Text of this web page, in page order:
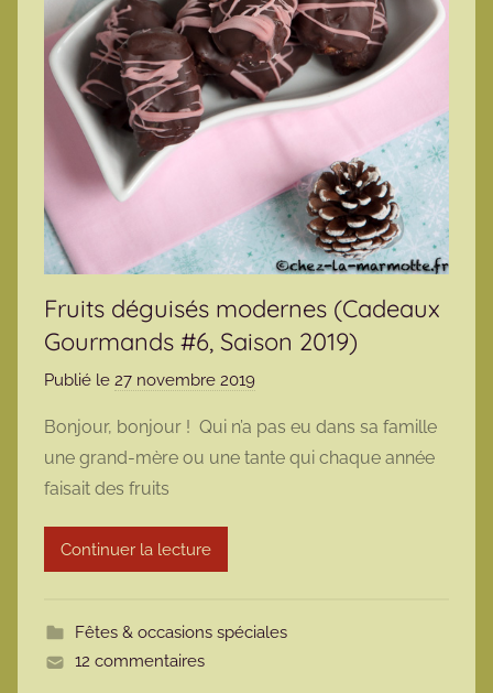
Fruits déguisés modernes (Cadeaux
Gourmands #6, Saison 2019)
Publié le 27 novembre 2019
r
m
t
Bonjour, bonjour ! Qui n’a pas eu dans sa famille
une grand-mère ou une tante qui chaque année
faisait des fruits
Continuer la lecture
Fêtes & occasions spéciales
12 commentaires